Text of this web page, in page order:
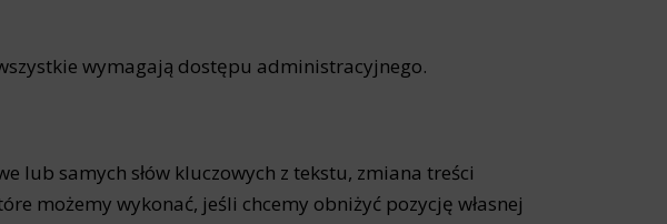
wymagają dostępu administracyjnego.
lub samych słów kluczowych z tekstu, zmiana treści
możemy wykonać, jeśli chcemy obniżyć pozycję własnej